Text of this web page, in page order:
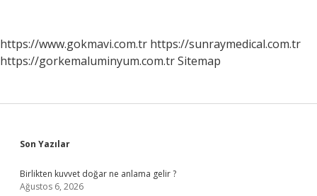
https://www.gokmavi.com.tr https://sunraymedical.com.tr
https://gorkemaluminyum.com.trSitemap
Sidebar
Son Yazılar
Birlikten kuvvet doğar ne anlama gelir ?
Ağustos 6, 2026